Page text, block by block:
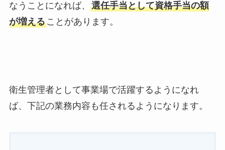
なうことになれば、 選任手当として資格手当の額
が増えることがあります。
衛生管理者として事業場で活躍するようになれ
ば、下記の業務内容も任されるようになります。